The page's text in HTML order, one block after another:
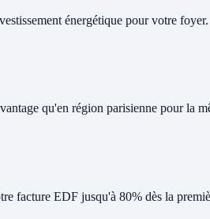
énergétique pour votre foyer.
qu'en région parisienne pour la
facture EDF jusqu'à 80% dès la